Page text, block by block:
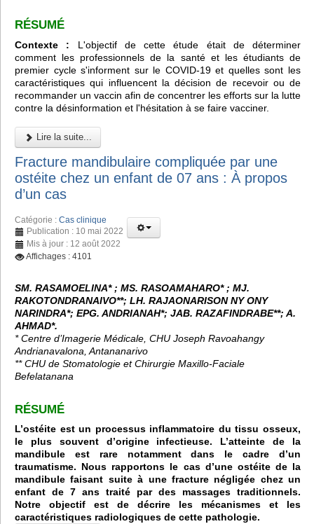
RÉSUMÉ
Contexte : L'objectif de cette étude était de déterminer
comment les professionnels de la santé et les étudiants de
premier cycle s'informent sur le COVID-19 et quelles sont les
caractéristiques qui influencent la décision de recevoir ou de
recommander un vaccin afin de concentrer les efforts sur la lutte
contre la désinformation et l'hésitation à se faire vacciner.
Lire la suite...
Fracture mandibulaire compliquée par une
ostéite chez un enfant de 07 ans : À propos
d’un cas
Catégorie : Cas clinique
Publication : 10 mai 2022
Mis à jour : 12 août 2022
Affichages : 4101
SM. RASAMOELINA* ; MS. RASOAMAHARO* ; MJ.
RAKOTONDRANAIVO**; LH. RAJAONARISON NY ONY
NARINDRA*; EPG. ANDRIANAH*; JAB. RAZAFINDRABE**; A.
AHMAD*.
* Centre d’Imagerie Médicale, CHU Joseph Ravoahangy
Andrianavalona, Antananarivo
** CHU de Stomatologie et Chirurgie Maxillo-Faciale
Befelatanana
RÉSUMÉ
L’ostéite est un processus inflammatoire du tissu osseux,
le plus souvent d’origine infectieuse. L’atteinte de la
mandibule est rare notamment dans le cadre d’un
traumatisme. Nous rapportons le cas d’une ostéite de la
mandibule faisant suite à une fracture négligée chez un
enfant de 7 ans traité par des massages traditionnels.
Notre objectif est de décrire les mécanismes et les
caractéristiques radiologiques de cette pathologie.